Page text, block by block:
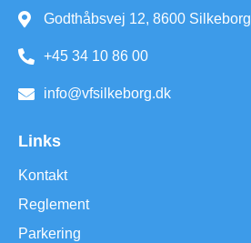
Godthåbsvej 12, 8600 Silkeborg
+45 34 10 86 00
info@vfsilkeborg.dk
Links
Kontakt
Reglement
Parkering